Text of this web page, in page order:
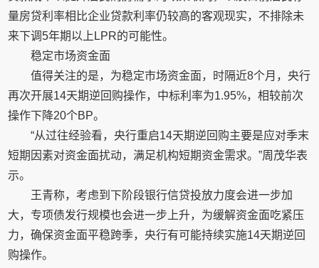
量房贷利率相比企业贷款利率仍较高的客观现实，不排除未
来下调5年期以上LPR的可能性。
稳定市场资金面
值得关注的是，为稳定市场资金面，时隔近8个月，央行
再次开展14天期逆回购操作，中标利率为1.95%，相较前次
操作下降20个BP。
“从过往经验看，央行重启14天期逆回购主要是应对季末
短期因素对资金面扰动，满足机构短期资金需求。”周茂华表
示。
王青称，考虑到下阶段银行信贷投放力度会进一步加
大，专项债发行规模也会进一步上升，为缓解资金面吃紧压
力，确保资金面平稳跨季，央行有可能持续实施14天期逆回
购操作。